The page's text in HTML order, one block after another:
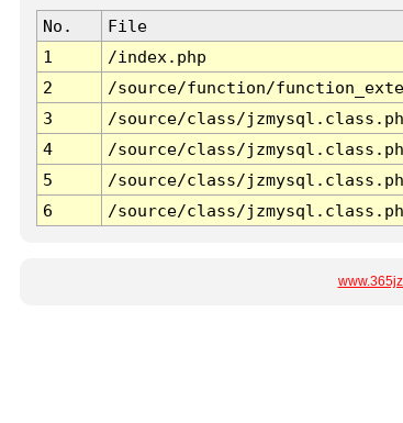
No. File
1
/index.php
2
/source/function/
3
/source/class/
4
/source/class/
5
/source/class/
6
/source/class/